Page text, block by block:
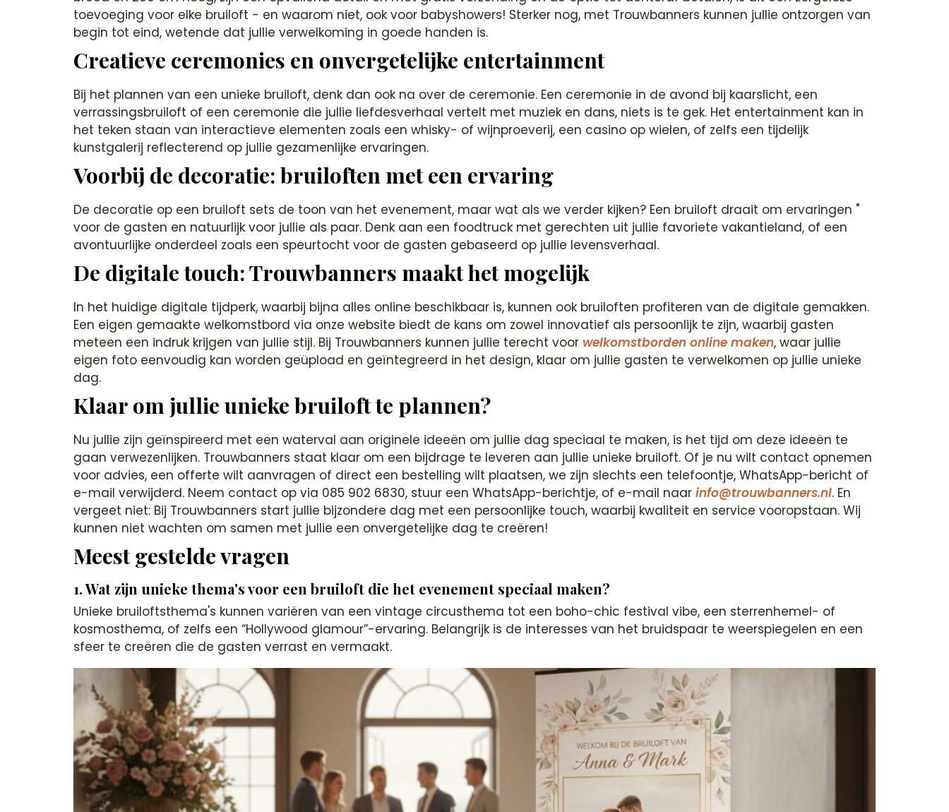
toevoeging voor elke bruiloft - en waarom niet, ook voor babyshowers! Sterker nog, met Trouwbanners kunnen jullie ontzorgen van
begin tot eind, wetende dat jullie verwelkoming in goede handen is.
Creatieve ceremonies en onvergetelijke entertainment
Bij het plannen van een unieke bruiloft, denk dan ook na over de ceremonie. Een ceremonie in de avond bij kaarslicht, een
verrassingsbruiloft of een ceremonie die jullie liefdesverhaal vertelt met muziek en dans, niets is te gek. Het entertainment kan in
het teken staan van interactieve elementen zoals een whisky- of wijnproeverij, een casino op wielen, of zelfs een tijdelijk
kunstgalerij reflecterend op jullie gezamenlijke ervaringen.
Voorbij de decoratie: bruiloften met een ervaring
De decoratie op een bruiloft sets de toon van het evenement, maar wat als we verder kijken? Een bruiloft draait om ervaringen "
voor de gasten en natuurlijk voor jullie als paar. Denk aan een foodtruck met gerechten uit jullie favoriete vakantieland, of een
avontuurlijke onderdeel zoals een speurtocht voor de gasten gebaseerd op jullie levensverhaal.
De digitale touch: Trouwbanners maakt het mogelijk
In het huidige digitale tijdperk, waarbij bijna alles online beschikbaar is, kunnen ook bruiloften profiteren van de digitale gemakken.
Een eigen gemaakte welkomstbord via onze website biedt de kans om zowel innovatief als persoonlijk te zijn, waarbij gasten
meteen een indruk krijgen van jullie stijl. Bij Trouwbanners kunnen jullie terecht voor welkomstborden online maken, waar jullie
eigen foto eenvoudig kan worden geüpload en geïntegreerd in het design, klaar om jullie gasten te verwelkomen op jullie unieke
dag.
Klaar om jullie unieke bruiloft te plannen?
Nu jullie zijn geïnspireerd met een waterval aan originele ideeën om jullie dag speciaal te maken, is het tijd om deze ideeën te
gaan verwezenlijken. Trouwbanners staat klaar om een bijdrage te leveren aan jullie unieke bruiloft. Of je nu wilt contact opnemen
voor advies, een offerte wilt aanvragen of direct een bestelling wilt plaatsen, we zijn slechts een telefoontje, WhatsApp-bericht of
e-mail verwijderd. Neem contact op via 085 902 6830, stuur een WhatsApp-berichtje, of e-mail naar info@trouwbanners.nl. En
vergeet niet: Bij Trouwbanners start jullie bijzondere dag met een persoonlijke touch, waarbij kwaliteit en service vooropstaan. Wij
kunnen niet wachten om samen met jullie een onvergetelijke dag te creëren!
Meest gestelde vragen
1. Wat zijn unieke thema's voor een bruiloft die het evenement speciaal maken?
Unieke bruiloftsthema's kunnen variëren van een vintage circusthema tot een boho-chic festival vibe, een sterrenhemel- of
kosmosthema, of zelfs een “Hollywood glamour”-ervaring. Belangrijk is de interesses van het bruidspaar te weerspiegelen en een
sfeer te creëren die de gasten verrast en vermaakt.